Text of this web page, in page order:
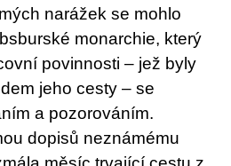
narážek se mohlo
monarchie, který
povinnosti – jež byly
jeho cesty – se
a pozorováním.
dopisů neznámému